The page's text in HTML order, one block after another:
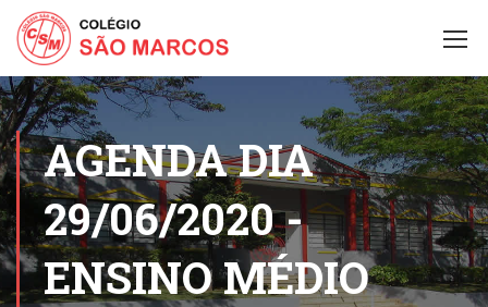
AGENDA DIA
29/06/2020 -
ENSINO MÉDIO